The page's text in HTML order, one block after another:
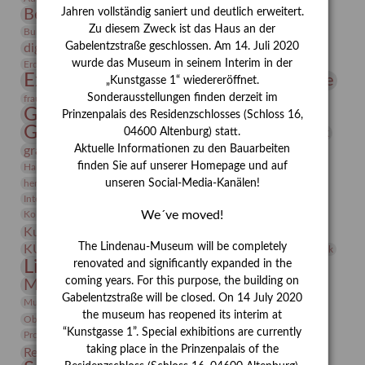
Bernhard August von Lindenau Bibliothek
Burg Posterstein Conrad Felixmüller Depot Der Blaue Reiter
digitallabor Entartete Kunst
Enteignung
Erdmann Julius Dietrich
Erlebnisportal estrusker Exlibris
Expressionismus Festrede Florenz Fotografie
frauen Frauen in der Antike und heute
Gerhard-Altenbourg-Preis
Gerhard Altenbourg
Gerhard Kurt Müller
grafische sammlung griechische Mythologie
Hanns-Conon von der Gabelentz Heinrich Kirchhoff Heldinnen
herman de vries Humboldt
Insekten
Integriertes Schädlingsmanagement
Kolosseum
Kooperationsausstellung Korkmodelle
Kunstmuseum
KUNSTWAND Kurs Künstler Künstlerin Lehmbruck
Lindenau-Museum Marstall Messeakademie
Museumsgeschichte Museumsnacht
Museumspädagogik Mäzen Napoleon Natur
Neue Remise
Objekt im Fokus
Paul Klee Peter Schnürpel Phelloplastik
Provenienz
Provenienzforschung
Restaurierung Restitution Rudi Lesser Ruth Wolf-Rehfeld
Jahren vollständig saniert und deutlich erweitert.
Zu diesem Zweck ist das Haus an der
Gabelentzstraße geschlossen. Am 14. Juli 2020
wurde das Museum in seinem Interim in der
„Kunstgasse 1“ wiedereröffnet.
Sonderausstellungen finden derzeit im
Prinzenpalais des Residenzschlosses (Schloss 16,
04600 Altenburg) statt.
Aktuelle Informationen zu den Bauarbeiten
finden Sie auf unserer Homepage und auf
unseren Social-Media-Kanälen!
We´ve moved!
The Lindenau-Museum will be completely
renovated and significantly expanded in the
coming years. For this purpose, the building on
Gabelentzstraße will be closed. On 14 July 2020
the museum has reopened its interim at
“Kunstgasse 1”. Special exhibitions are currently
taking place in the Prinzenpalais of the